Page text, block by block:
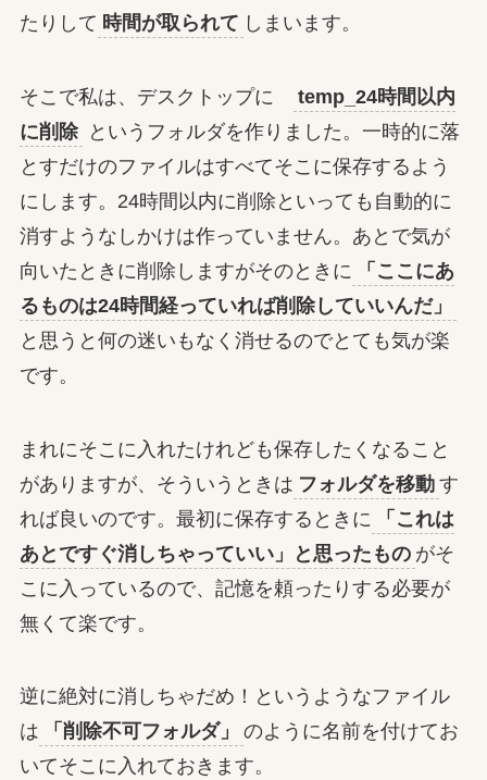
たりして 時間が取られて しまいます。
そこで私は、デスクトップに
temp_24時間以内
に削除
というフォルダを作りました。一時的に落
とすだけのファイルはすべてそこに保存するよう
にします。24時間以内に削除といっても自動的に
消すようなしかけは作っていません。あとで気が
向いたときに削除しますがそのときに
「ここにあ
るものは24時間経っていれば削除していいんだ」
と思うと何の迷いもなく消せるのでとても気が楽
です。
まれにそこに入れたけれども保存したくなること
がありますが、そういうときは フォルダを移動 す
れば良いのです。最初に保存するときに
「これは
あとですぐ消しちゃっていい」と思ったもの がそ
こに入っているので、記憶を頼ったりする必要が
無くて楽です。
逆に絶対に消しちゃだめ！というようなファイル
は
「削除不可フォルダ」
のように名前を付けてお
いてそこに入れておきます。